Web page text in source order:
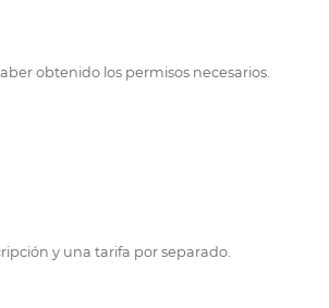
obtenido los permisos necesarios.
y una tarifa por separado.